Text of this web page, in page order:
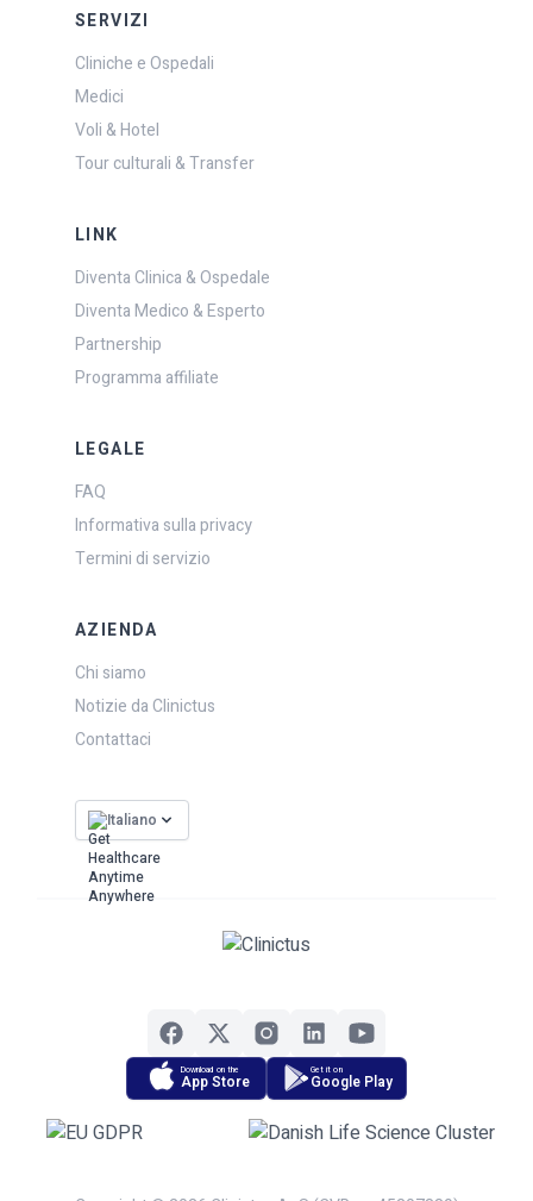
SERVIZI
Cliniche e Ospedali
Medici
Voli & Hotel
Tour culturali & Transfer
LINK
Diventa Clinica & Ospedale
Diventa Medico & Esperto
Partnership
Programma affiliate
LEGALE
FAQ
Informativa sulla privacy
Termini di servizio
AZIENDA
Chi siamo
Notizie da Clinictus
Contattaci
Italiano
Download on the
App Store
Get it on
Google Play